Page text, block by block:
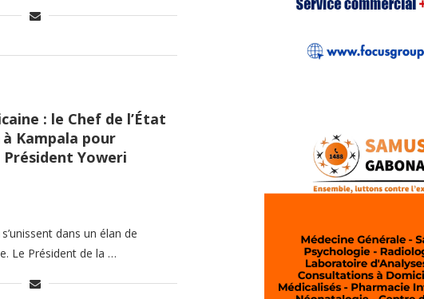
: le Chef de l’État
Kampala pour
Yoweri
dans un élan de
Le Président de la …